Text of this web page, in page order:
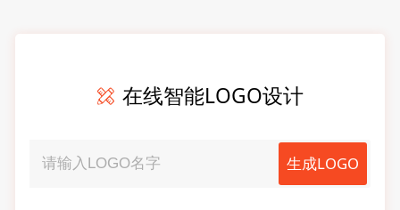
在线智能LOGO设计
生成LOGO